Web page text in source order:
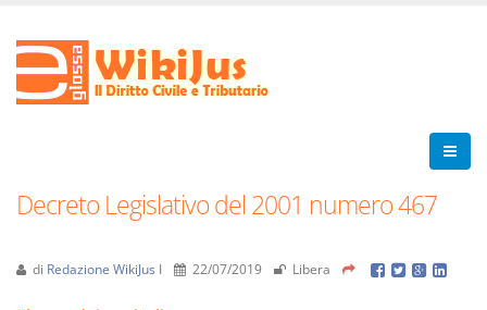
Decreto Legislativo del 2001 numero 467
di Redazione WikiJus I 22/07/2019 Libera